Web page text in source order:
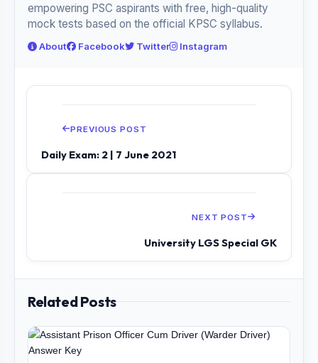
empowering PSC aspirants with free, high-quality
mock tests based on the official KPSC syllabus.
About Facebook Twitter Instagram
PREVIOUS POST
Daily Exam: 2 | 7 June 2021
NEXT POST
University LGS Special GK
Related Posts